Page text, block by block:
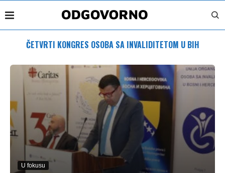
ČETVRTI KONGRES OSOBA SA INVALIDITETOM U BIH
U fokusu